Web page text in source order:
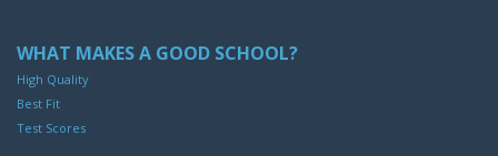
WHAT MAKES A GOOD SCHOOL?
High Quality
Best Fit
Test Scores